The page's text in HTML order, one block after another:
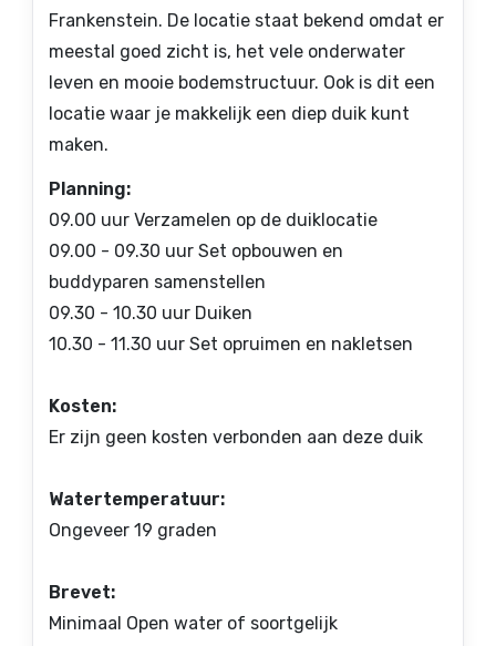
Frankenstein. De locatie staat bekend omdat er
meestal goed zicht is, het vele onderwater
leven en mooie bodemstructuur. Ook is dit een
locatie waar je makkelijk een diep duik kunt
maken.
Planning:
09.00 uur Verzamelen op de duiklocatie
09.00 - 09.30 uur Set opbouwen en
buddyparen samenstellen
09.30 - 10.30 uur Duiken
10.30 - 11.30 uur Set opruimen en nakletsen
Kosten:
Er zijn geen kosten verbonden aan deze duik
Watertemperatuur:
Ongeveer 19 graden
Brevet:
Minimaal Open water of soortgelijk